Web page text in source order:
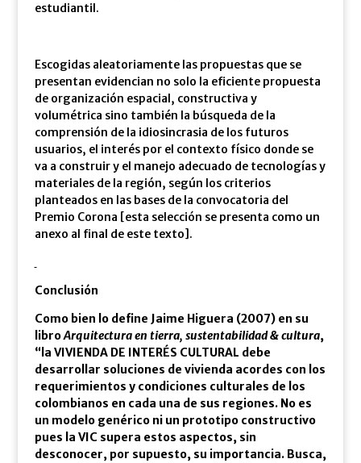
estudiantil.
Escogidas aleatoriamente las propuestas que se
presentan evidencian no solo la eficiente propuesta
de organización espacial, constructiva y
volumétrica sino también la búsqueda de la
comprensión de la idiosincrasia de los futuros
usuarios, el interés por el contexto físico donde se
va a construir y el manejo adecuado de tecnologías y
materiales de la región, según los criterios
planteados en las bases de la convocatoria del
Premio Corona [esta selección se presenta como un
anexo al final de este texto].
Conclusión
Como bien lo define Jaime Higuera (2007) en su
libroArquitectura en tierra, sustentabilidad & cultura,
“la VIVIENDA DE INTERÉS CULTURAL debe
desarrollar soluciones de vivienda acordes con los
requerimientos y condiciones culturales de los
colombianos en cada una de sus regiones. No es
un modelo genérico ni un prototipo constructivo
pues la VIC supera estos aspectos, sin
desconocer, por supuesto, su importancia. Busca,